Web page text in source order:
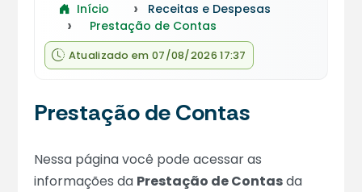
Início
Receitas e Despesas
Prestação de Contas
Atualizado em 07/08/2026 17:37
Prestação de Contas
Nessa página você pode acessar as
informações da Prestação de Contasda